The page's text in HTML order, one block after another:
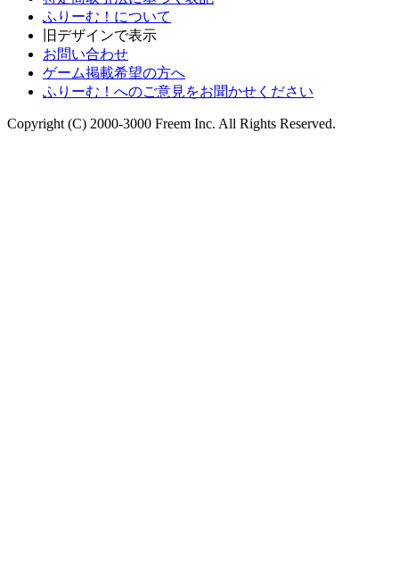
ふりーむ！について
旧デザインで表示
お問い合わせ
ゲーム掲載希望の方へ
ふりーむ！へのご意見をお聞かせください
Copyright (C) 2000-3000 Freem Inc. All Rights Reserved.